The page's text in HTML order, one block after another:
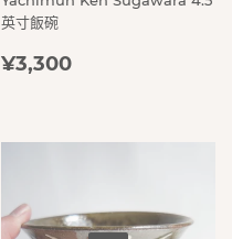
英寸飯碗
定
¥3,300